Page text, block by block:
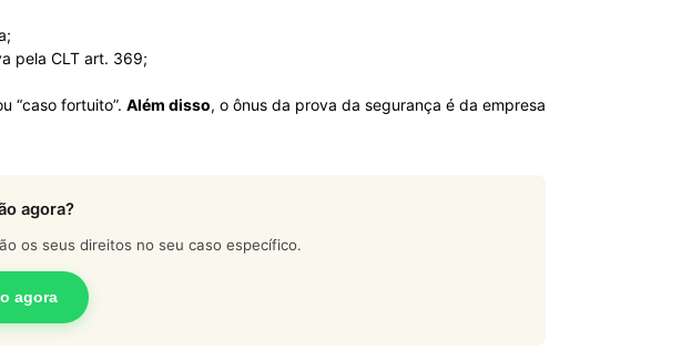
pela CLT art. 369;
“caso fortuito”. Além disso, o ônus da prova da segurança é da empresa
agora?
os seus direitos no seu caso específico.
agora